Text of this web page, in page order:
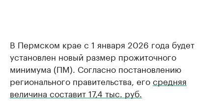
В Пермском крае с 1 января 2026 года будет
установлен новый размер прожиточного
минимума (ПМ). Согласно постановлению
регионального правительства, егосредняя
величина составит 17,4 тыс. руб.